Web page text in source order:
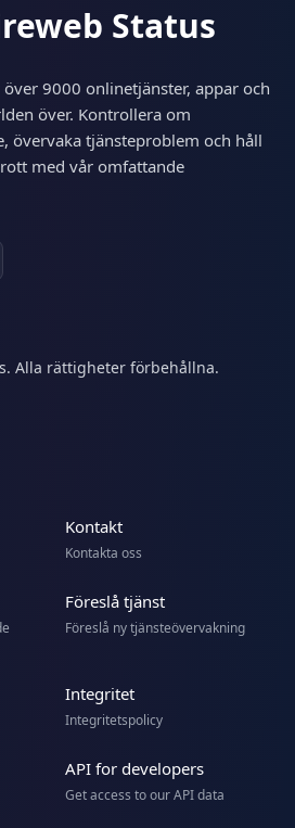
Status
9000 onlinetjänster, appar och
över. Kontrollera om
övervaka tjänsteproblem och håll
med vår omfattande
Alla rättigheter förbehållna.
Kontakt
Kontakta oss
Föreslå tjänst
Föreslå ny tjänsteövervakning
Integritet
Integritetspolicy
API for developers
Get access to our API data